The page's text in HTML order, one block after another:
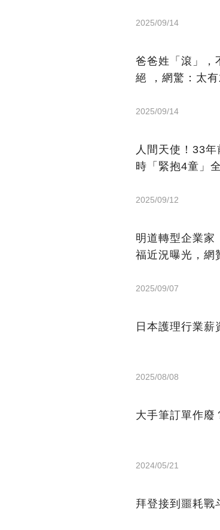
2025/09/14
爸爸姓「滾」，
絕 ，網驚：太
2025/09/14
人間天使！33
時「緊抱4童」
2025/09/12
明道轉型企業家
福近況曝光，網
2025/09/07
日本護理行業
2025/08/08
大手筆訂單作廢
2024/05/21
拜登接到噩耗戰